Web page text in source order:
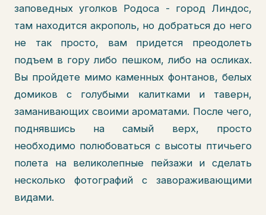
заповедных уголков Родоса - город Линдос,
там находится акрополь, но добраться до него
не так просто, вам придется преодолеть
подъем в гору либо пешком, либо на осликах.
Вы пройдете мимо каменных фонтанов, белых
домиков с голубыми калитками и таверн,
заманивающих своими ароматами. После чего,
поднявшись на самый верх, просто
необходимо полюбоваться с высоты птичьего
полета на великолепные пейзажи и сделать
несколько фотографий с завораживающими
видами.